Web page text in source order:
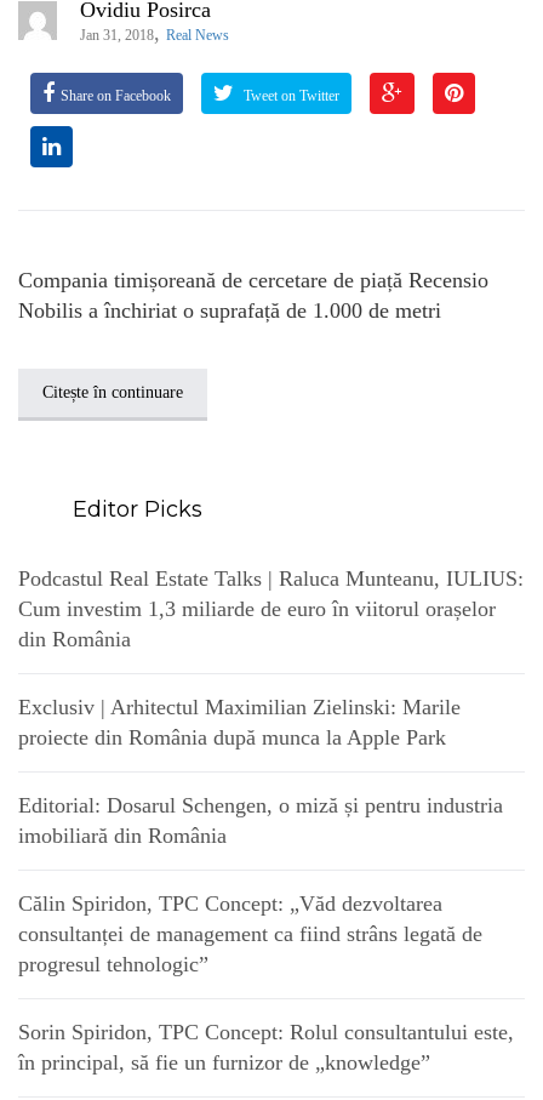
Ovidiu Posirca
Jan 31, 2018, Real News
Share on Facebook Tweet on Twitter
Compania timișoreană de cercetare de piață Recensio
Nobilis a închiriat o suprafață de 1.000 de metri
Citește în continuare
Editor Picks
Podcastul Real Estate Talks | Raluca Munteanu, IULIUS:
Cum investim 1,3 miliarde de euro în viitorul orașelor
din România
Exclusiv | Arhitectul Maximilian Zielinski: Marile
proiecte din România după munca la Apple Park
Editorial: Dosarul Schengen, o miză și pentru industria
imobiliară din România
Călin Spiridon, TPC Concept: „Văd dezvoltarea
consultanței de management ca fiind strâns legată de
progresul tehnologic”
Sorin Spiridon, TPC Concept: Rolul consultantului este,
în principal, să fie un furnizor de „knowledge”